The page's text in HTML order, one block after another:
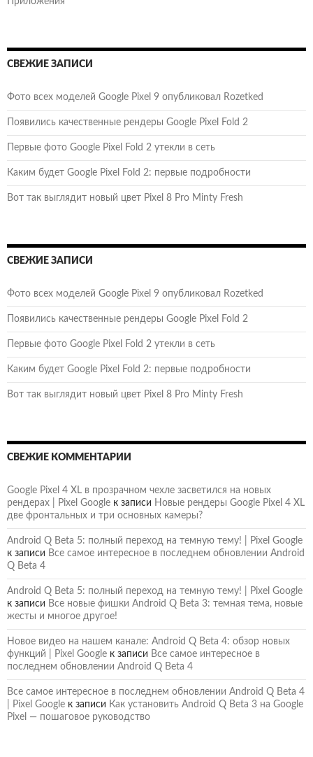
СВЕЖИЕ ЗАПИСИ
Фото всех моделей Google Pixel 9 опубликовал Rozetked
Появились качественные рендеры Google Pixel Fold 2
Первые фото Google Pixel Fold 2 утекли в сеть
Каким будет Google Pixel Fold 2: первые подробности
Вот так выглядит новый цвет Pixel 8 Pro Minty Fresh
СВЕЖИЕ ЗАПИСИ
Фото всех моделей Google Pixel 9 опубликовал Rozetked
Появились качественные рендеры Google Pixel Fold 2
Первые фото Google Pixel Fold 2 утекли в сеть
Каким будет Google Pixel Fold 2: первые подробности
Вот так выглядит новый цвет Pixel 8 Pro Minty Fresh
СВЕЖИЕ КОММЕНТАРИИ
Google Pixel 4 XL в прозрачном чехле засветился на новых
рендерах | Pixel Google к записи Новые рендеры Google Pixel 4 XL
две фронтальных и три основных камеры?
Android Q Beta 5: полный переход на темную тему! | Pixel Google
к записи Все самое интересное в последнем обновлении Android
Q Beta 4
Android Q Beta 5: полный переход на темную тему! | Pixel Google
к записи Все новые фишки Android Q Beta 3: темная тема, новые
жесты и многое другое!
Новое видео на нашем канале: Android Q Beta 4: обзор новых
функций | Pixel Google к записи Все самое интересное в
последнем обновлении Android Q Beta 4
Все самое интересное в последнем обновлении Android Q Beta 4
| Pixel Google к записи Как установить Android Q Beta 3 на Google
Pixel — пошаговое руководство